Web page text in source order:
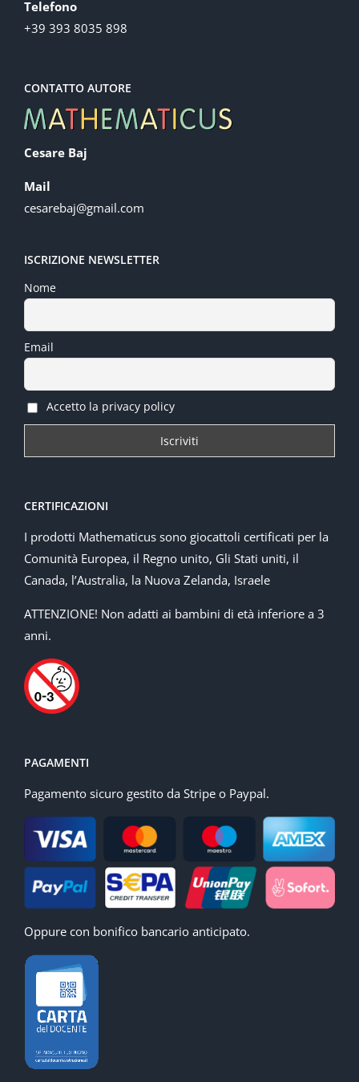
Telefono
+39 393 8035 898
CONTATTO AUTORE
Cesare Baj
Mail
cesarebaj@gmail.com
ISCRIZIONE NEWSLETTER
Nome
Email
Accetto la privacy policy
CERTIFICAZIONI
I prodotti Mathematicus sono giocattoli certificati per la
Comunità Europea, il Regno unito, Gli Stati uniti, il
Canada, l’Australia, la Nuova Zelanda, Israele
ATTENZIONE! Non adatti ai bambini di età inferiore a 3
anni.
PAGAMENTI
Pagamento sicuro gestito da Stripe o Paypal.
Oppure con bonifico bancario anticipato.